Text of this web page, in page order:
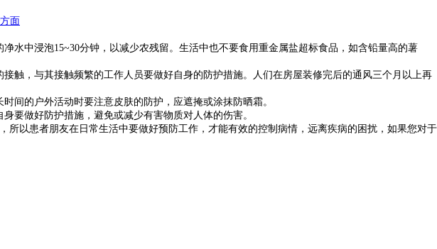
中浸泡15~30分钟，以减少农残留。生活中也不要食用重金属盐超标食品，如含铅量高的薯
触，与其接触频繁的工作人员要做好自身的防护措施。人们在房屋装修完后的通风三个月以上再
的户外活动时要注意皮肤的防护，应遮掩或涂抹防晒霜。
做好防护措施，避免或减少有害物质对人体的伤害。
以患者朋友在日常生活中要做好预防工作，才能有效的控制病情，远离疾病的困扰，如果您对于